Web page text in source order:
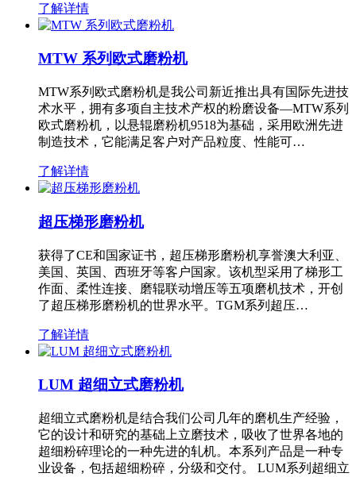
了解详情
MTW 系列欧式磨粉机
MTW系列欧式磨粉机是我公司新近推出具有国际先进技
术水平，拥有多项自主技术产权的粉磨设备—MTW系列
欧式磨粉机，以悬辊磨粉机9518为基础，采用欧洲先进
制造技术，它能满足客户对产品粒度、性能可…
了解详情
超压梯形磨粉机
获得了CE和国家证书，超压梯形磨粉机享誉澳大利亚、
美国、英国、西班牙等客户国家。该机型采用了梯形工
作面、柔性连接、磨辊联动增压等五项磨机技术，开创
了超压梯形磨粉机的世界水平。TGM系列超压…
了解详情
LUM 超细立式磨粉机
超细立式磨粉机是结合我们公司几年的磨机生产经验，
它的设计和研究的基础上立磨技术，吸收了世界各地的
超细粉碎理论的一种先进的轧机。本系列产品是一种专
业设备，包括超细粉碎，分级和交付。 LUM系列超细立